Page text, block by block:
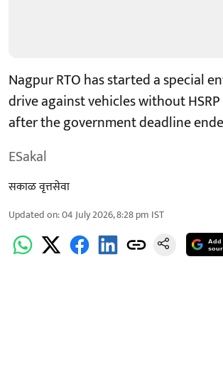
Nagpur RTO has started a special
drive against vehicles without
after the government deadline
ESakal
सकाळ वृत्तसेवा
Updated on:04 July 2026, 8:28 pm IST
Add